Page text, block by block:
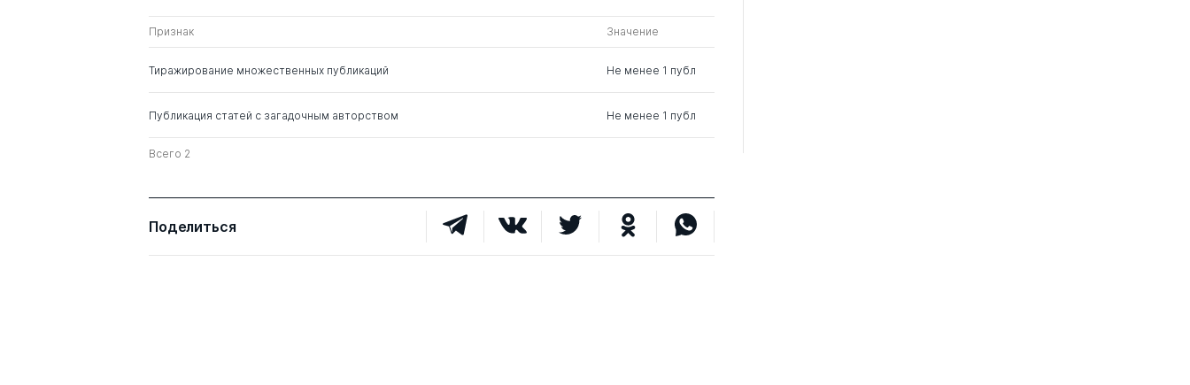
Признак Значение
Тиражирование множественных публикаций Не менее 1 публ
Публикация статей с загадочным авторством Не менее 1 публ
Всего 2
Поделиться